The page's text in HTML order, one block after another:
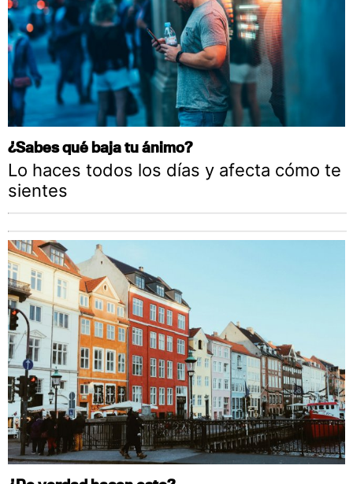
¿Sabes qué baja tu ánimo?
Lo haces todos los días y afecta cómo te
sientes